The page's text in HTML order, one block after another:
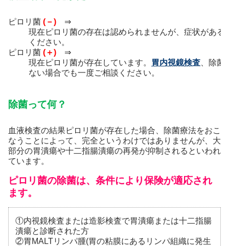
ピロリ菌 (－) ⇒
現在ピロリ菌の存在は認められませんが、症状がある
ください。
ピロリ菌 (＋) ⇒
現在ピロリ菌が存在しています。
胃内視鏡検査 、除
ない場合でも一度ご相談ください。
除菌って何？
血液検査の結果ピロリ菌が存在した場合、除菌療法をおこ
なうことによって、完全というわけではありませんが、大
部分の胃潰瘍や十二指腸潰瘍の再発が抑制されるといわれ
ています。
ピロリ菌の除菌は、条件により保険が適応され
ます。
①内視鏡検査または造影検査で胃潰瘍または十二指腸
潰瘍と診断された方
②胃MALTリンパ腫(胃の粘膜にあるリンパ組織に発生